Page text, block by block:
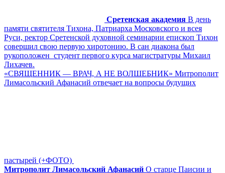
Сретенская академия В день
памяти святителя Тихона, Патриарха Московского и всея
Руси, ректор Сретенской духовной семинарии епископ Тихон
совершил свою первую хиротонию. В сан диакона был
рукоположен студент первого курса магистратуры Михаил
Лихачев.
«СВЯЩЕННИК — ВРАЧ, А НЕ ВОЛШЕБНИК» Митрополит
Лимасольский Афанасий отвечает на вопросы будущих
пастырей (+ФОТО)
Митрополит Лимасольский Афанасий О старце Паисии и